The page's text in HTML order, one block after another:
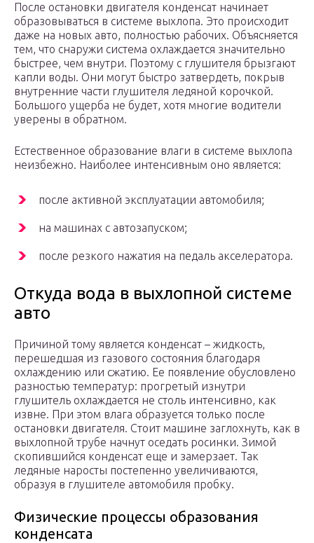
После остановки двигателя конденсат начинает
образовываться в системе выхлопа. Это происходит
даже на новых авто, полностью рабочих. Объясняется
тем, что снаружи система охлаждается значительно
быстрее, чем внутри. Поэтому с глушителя брызгают
капли воды. Они могут быстро затвердеть, покрыв
внутренние части глушителя ледяной корочкой.
Большого ущерба не будет, хотя многие водители
уверены в обратном.
Естественное образование влаги в системе выхлопа
неизбежно. Наиболее интенсивным оно является:
после активной эксплуатации автомобиля;
на машинах с автозапуском;
после резкого нажатия на педаль акселератора.
Откуда вода в выхлопной системе
авто
Причиной тому является конденсат – жидкость,
перешедшая из газового состояния благодаря
охлаждению или сжатию. Ее появление обусловлено
разностью температур: прогретый изнутри
глушитель охлаждается не столь интенсивно, как
извне. При этом влага образуется только после
остановки двигателя. Стоит машине заглохнуть, как в
выхлопной трубе начнут оседать росинки. Зимой
скопившийся конденсат еще и замерзает. Так
ледяные наросты постепенно увеличиваются,
образуя в глушителе автомобиля пробку.
Физические процессы образования
конденсата